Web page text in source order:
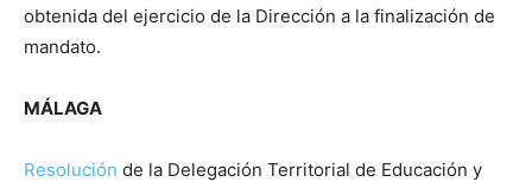
obtenida del ejercicio de la Dirección a la finalización de
mandato.
MÁLAGA
Resolución de la Delegación Territorial de Educación y